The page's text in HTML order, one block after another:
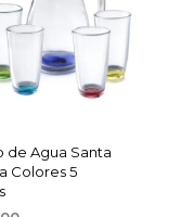
de Agua Santa
Colores 5